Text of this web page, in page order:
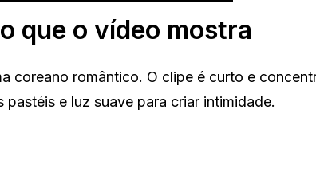
que o vídeo mostra
coreano romântico. O clipe é curto e
e luz suave para criar intimidade.